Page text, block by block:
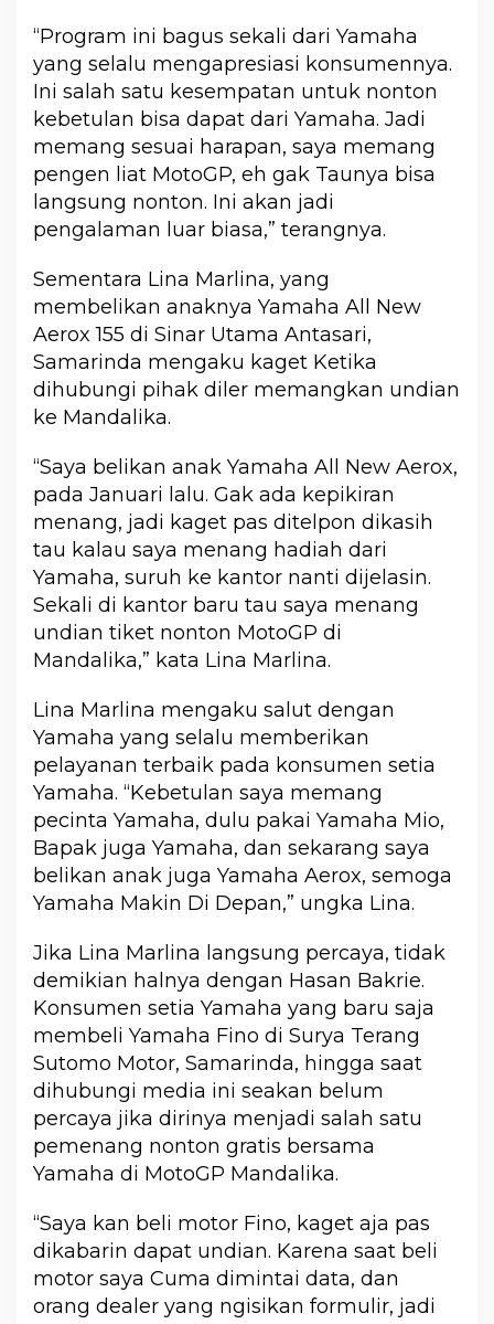
“Program ini bagus sekali dari Yamaha
yang selalu mengapresiasi konsumennya.
Ini salah satu kesempatan untuk nonton
kebetulan bisa dapat dari Yamaha. Jadi
memang sesuai harapan, saya memang
pengen liat MotoGP, eh gak Taunya bisa
langsung nonton. Ini akan jadi
pengalaman luar biasa,” terangnya.
Sementara Lina Marlina, yang
membelikan anaknya Yamaha All New
Aerox 155 di Sinar Utama Antasari,
Samarinda mengaku kaget Ketika
dihubungi pihak diler memangkan undian
ke Mandalika.
“Saya belikan anak Yamaha All New Aerox,
pada Januari lalu. Gak ada kepikiran
menang, jadi kaget pas ditelpon dikasih
tau kalau saya menang hadiah dari
Yamaha, suruh ke kantor nanti dijelasin.
Sekali di kantor baru tau saya menang
undian tiket nonton MotoGP di
Mandalika,” kata Lina Marlina.
Lina Marlina mengaku salut dengan
Yamaha yang selalu memberikan
pelayanan terbaik pada konsumen setia
Yamaha. “Kebetulan saya memang
pecinta Yamaha, dulu pakai Yamaha Mio,
Bapak juga Yamaha, dan sekarang saya
belikan anak juga Yamaha Aerox, semoga
Yamaha Makin Di Depan,” ungka Lina.
Jika Lina Marlina langsung percaya, tidak
demikian halnya dengan Hasan Bakrie.
Konsumen setia Yamaha yang baru saja
membeli Yamaha Fino di Surya Terang
Sutomo Motor, Samarinda, hingga saat
dihubungi media ini seakan belum
percaya jika dirinya menjadi salah satu
pemenang nonton gratis bersama
Yamaha di MotoGP Mandalika.
“Saya kan beli motor Fino, kaget aja pas
dikabarin dapat undian. Karena saat beli
motor saya Cuma dimintai data, dan
orang dealer yang ngisikan formulir, jadi